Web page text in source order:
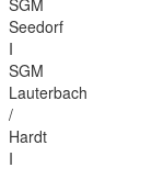
SGM
Seedorf
I
SGM
Lauterbach
/
Hardt
I